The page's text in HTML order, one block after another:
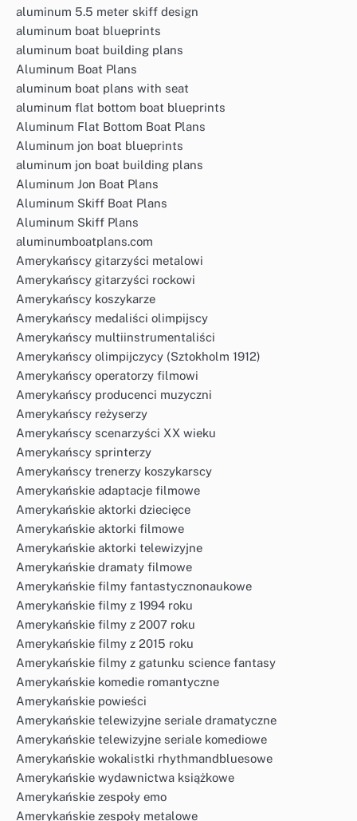
aluminum 5.5 meter skiff design
aluminum boat blueprints
aluminum boat building plans
Aluminum Boat Plans
aluminum boat plans with seat
aluminum flat bottom boat blueprints
Aluminum Flat Bottom Boat Plans
Aluminum jon boat blueprints
aluminum jon boat building plans
Aluminum Jon Boat Plans
Aluminum Skiff Boat Plans
Aluminum Skiff Plans
aluminumboatplans.com
Amerykańscy gitarzyści metalowi
Amerykańscy gitarzyści rockowi
Amerykańscy koszykarze
Amerykańscy medaliści olimpijscy
Amerykańscy multiinstrumentaliści
Amerykańscy olimpijczycy (Sztokholm 1912)
Amerykańscy operatorzy filmowi
Amerykańscy producenci muzyczni
Amerykańscy reżyserzy
Amerykańscy scenarzyści XX wieku
Amerykańscy sprinterzy
Amerykańscy trenerzy koszykarscy
Amerykańskie adaptacje filmowe
Amerykańskie aktorki dziecięce
Amerykańskie aktorki filmowe
Amerykańskie aktorki telewizyjne
Amerykańskie dramaty filmowe
Amerykańskie filmy fantastycznonaukowe
Amerykańskie filmy z 1994 roku
Amerykańskie filmy z 2007 roku
Amerykańskie filmy z 2015 roku
Amerykańskie filmy z gatunku science fantasy
Amerykańskie komedie romantyczne
Amerykańskie powieści
Amerykańskie telewizyjne seriale dramatyczne
Amerykańskie telewizyjne seriale komediowe
Amerykańskie wokalistki rhythmandbluesowe
Amerykańskie wydawnictwa książkowe
Amerykańskie zespoły emo
Amerykańskie zespoły metalowe